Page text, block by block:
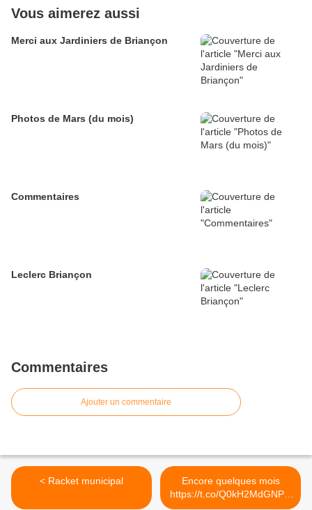
Vous aimerez aussi
Merci aux Jardiniers de Briançon
Photos de Mars (du mois)
Commentaires
Leclerc Briançon
Commentaires
Ajouter un commentaire
< Racket municipal
Encore quelques mois
https://t.co/Q0kH2MdGNP...
>